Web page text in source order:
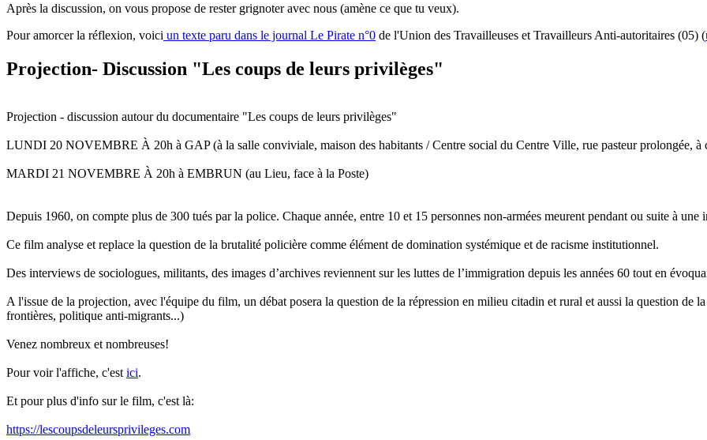
Après la discussion, on vous propose de rester grignoter avec nous (amène ce que tu veux).
Pour amorcer la réflexion, voici un texte paru dans le journal Le Pirate n°0 de l'Union des Travailleuses et Travailleurs Anti-autoritaires (05) (
Projection- Discussion "Les coups de leurs privilèges"
Projection - discussion autour du documentaire "Les coups de leurs privilèges"
LUNDI 20 NOVEMBRE À 20h à GAP (à la salle conviviale, maison des habitants / Centre social du Centre Ville, rue pasteur prolongée, à
MARDI 21 NOVEMBRE À 20h à EMBRUN (au Lieu, face à la Poste)
Depuis 1960, on compte plus de 300 tués par la police. Chaque année, entre 10 et 15 personnes non-armées meurent pendant ou suite à une
Ce film analyse et replace la question de la brutalité policière comme élément de domination systémique et de racisme institutionnel.
Des interviews de sociologues, militants, des images d’archives reviennent sur les luttes de l’immigration depuis les années 60 tout en
A l'issue de la projection, avec l'équipe du film, un débat posera la question de la répression en milieu citadin et rural et aussi la question de
frontières, politique anti-migrants...)
Venez nombreux et nombreuses!
Pour voir l'affiche, c'est ici.
Et pour plus d'info sur le film, c'est là:
https://lescoupsdeleursprivileges.com